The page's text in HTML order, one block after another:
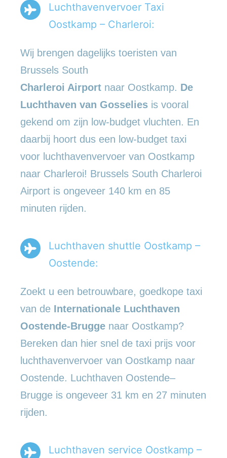
Luchthavenvervoer Taxi
Oostkamp – Charleroi:
Wij brengen dagelijks toeristen van
Brussels South
Charleroi Airport naar Oostkamp. De
Luchthaven van Gosselies is vooral
gekend om zijn low-budget vluchten. En
daarbij hoort dus een low-budget taxi
voor luchthavenvervoer van Oostkamp
naar Charleroi! Brussels South Charleroi
Airport is ongeveer 140 km en 85
minuten rijden.
Luchthaven shuttle Oostkamp –
Oostende:
Zoekt u een betrouwbare, goedkope taxi
van de Internationale Luchthaven
Oostende-Brugge naar Oostkamp?
Bereken dan hier snel de taxi prijs voor
luchthavenvervoer van Oostkamp naar
Oostende. Luchthaven Oostende–
Brugge is ongeveer 31 km en 27 minuten
rijden.
Luchthaven service Oostkamp –